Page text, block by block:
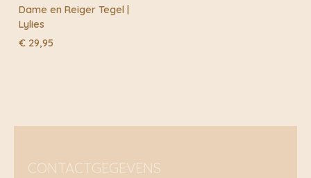
Dame en Reiger Tegel |
Lylies
€ 29,95
CONTACTGEGEVENS